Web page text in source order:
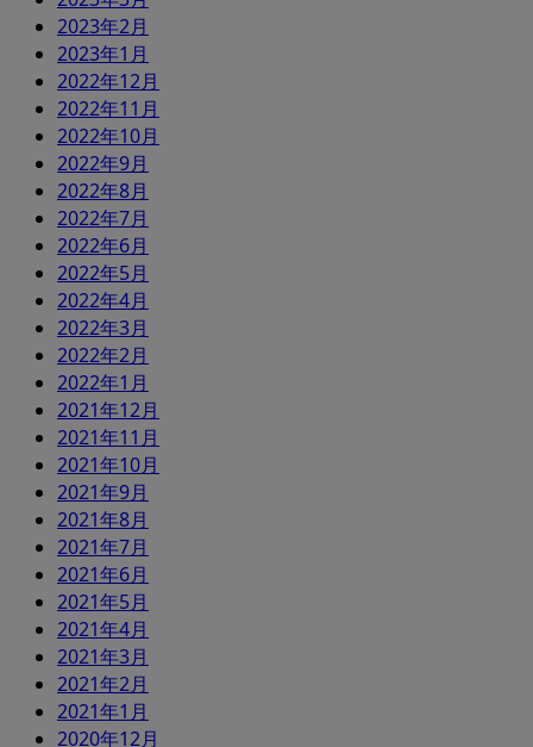
2023年2月
2023年1月
2022年12月
2022年11月
2022年10月
2022年9月
2022年8月
2022年7月
2022年6月
2022年5月
2022年4月
2022年3月
2022年2月
2022年1月
2021年12月
2021年11月
2021年10月
2021年9月
2021年8月
2021年7月
2021年6月
2021年5月
2021年4月
2021年3月
2021年2月
2021年1月
2020年12月